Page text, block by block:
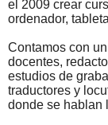
el 2009 crear
ordenador,
Contamos con
docentes,
estudios de
traductores y
donde se hablan